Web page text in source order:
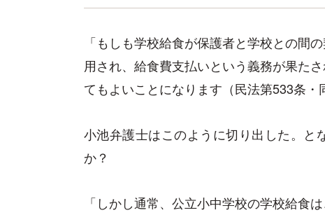
「もしも学校給食が保護者と学校との間
用され、給食費支払いという義務が果た
てもよいことになります（民法第533条・
小池弁護士はこのように切り出した。と
か？
「しかし通常、公立小中学校の学校給食